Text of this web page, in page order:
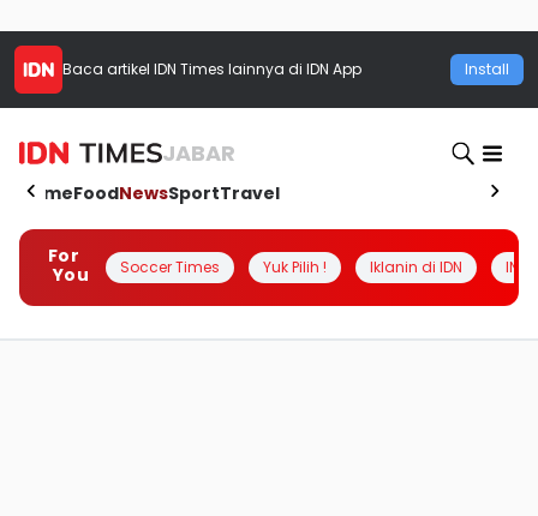
Baca artikel IDN Times lainnya di IDN App Install
JABAR
HomeFoodNewsSportTravel
For
You
Soccer Times Yuk Pilih ! Iklanin di IDN